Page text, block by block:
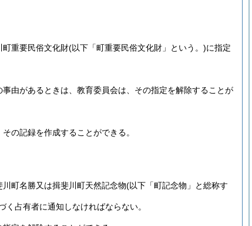
町重要民俗文化財(以下「町重要民俗文化財」という。)に指定
由があるときは、教育委員会は、その指定を解除することが
の記録を作成することができる。
町名勝又は揖斐川町天然記念物(以下「町記念物」と総称す
占有者に通知しなければならない。